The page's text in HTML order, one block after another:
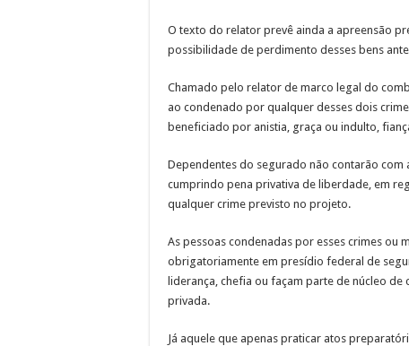
O texto do relator prevê ainda a apreensão
possibilidade de perdimento desses bens
Chamado pelo relator de marco legal do
ao condenado por qualquer desses dois
beneficiado por anistia, graça ou indulto,
Dependentes do segurado não contarão
cumprindo pena privativa de liberdade, em
qualquer crime previsto no projeto.
As pessoas condenadas por esses crimes ou
obrigatoriamente em presídio federal de
liderança, chefia ou façam parte de núcleo
privada.
Já aquele que apenas praticar atos